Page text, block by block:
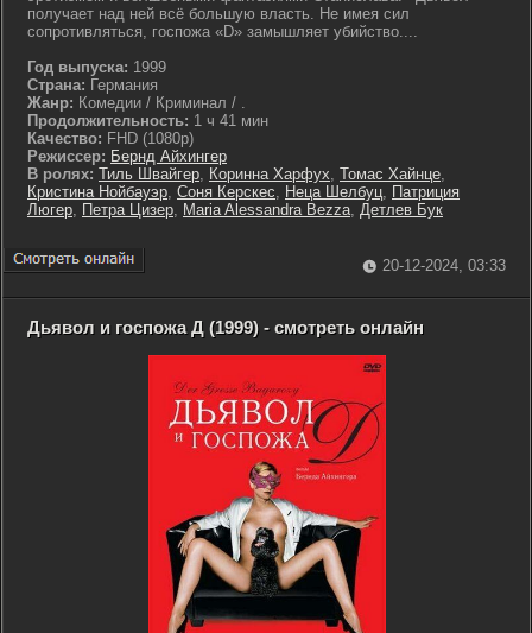
получает над ней всё большую власть. Не имея сил
сопротивляться, госпожа «D» замышляет убийство....
Год выпуска: 1999
Страна: Германия
Жанр: Комедии / Криминал / .
Продолжительность: 1 ч 41 мин
Качество: FHD (1080p)
Режиссер: Бернд Айхингер
В ролях: Тиль Швайгер, Коринна Харфух, Томас Хайнце,
Кристина Нойбауэр, Соня Керскес, Неца Шелбуц, Патриция
Люгер, Петра Цизер, Maria Alessandra Bezza, Детлев Бук
20-12-2024, 03:33
Дьявол и госпожа Д (1999) - смотреть онлайн